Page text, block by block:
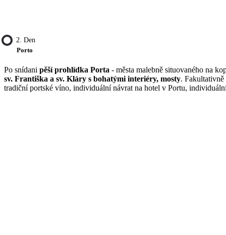
2. Den
Porto
Po snídani pěší prohlídka Porta - města malebně situovaného na
sv. Františka a sv. Kláry s bohatými interiéry, mosty.
tradiční portské víno, individuální návrat na hotel v Portu,